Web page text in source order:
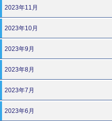
2023年11月
2023年10月
2023年9月
2023年8月
2023年7月
2023年6月